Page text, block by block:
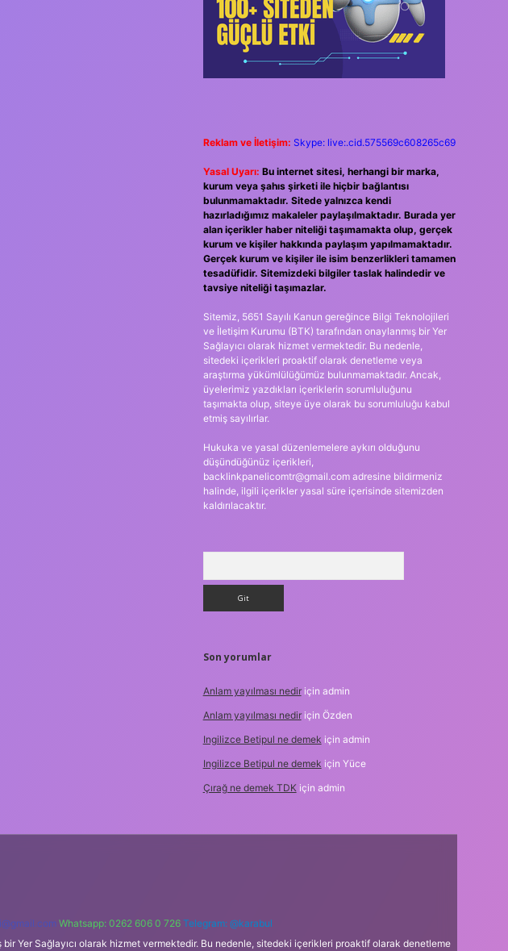
Reklam ve İletişim: Skype: live:.cid.575569c608265c69
Yasal Uyarı: Bu internet sitesi, herhangi bir marka,
kurum veya şahıs şirketi ile hiçbir bağlantısı
bulunmamaktadır. Sitede yalnızca kendi
hazırladığımız makaleler paylaşılmaktadır. Burada yer
alan içerikler haber niteliği taşımamakta olup, gerçek
kurum ve kişiler hakkında paylaşım yapılmamaktadır.
Gerçek kurum ve kişiler ile isim benzerlikleri tamamen
tesadüfidir. Sitemizdeki bilgiler taslak halindedir ve
tavsiye niteliği taşımazlar.
Sitemiz, 5651 Sayılı Kanun gereğince Bilgi Teknolojileri
ve İletişim Kurumu (BTK) tarafından onaylanmış bir Yer
Sağlayıcı olarak hizmet vermektedir. Bu nedenle,
sitedeki içerikleri proaktif olarak denetleme veya
araştırma yükümlülüğümüz bulunmamaktadır. Ancak,
üyelerimiz yazdıkları içeriklerin sorumluluğunu
taşımakta olup, siteye üye olarak bu sorumluluğu kabul
etmiş sayılırlar.
Hukuka ve yasal düzenlemelere aykırı olduğunu
düşündüğünüz içerikleri,
backlinkpanelicomtr@gmail.comadresine bildirmeniz
halinde, ilgili içerikler yasal süre içerisinde sitemizden
kaldırılacaktır.
Son yorumlar
Anlam yayılması nediriçin admin
Anlam yayılması nediriçin Özden
Ingilizce Betipul ne demek için admin
Ingilizce Betipul ne demek için Yüce
Çırağ ne demek TDKiçin admin
Whatsapp: 0262 606 0 726 Telegram: @karabul
Yer Sağlayıcı olarak hizmet vermektedir. Bu nedenle, sitedeki içerikleri proaktif olarak denetleme